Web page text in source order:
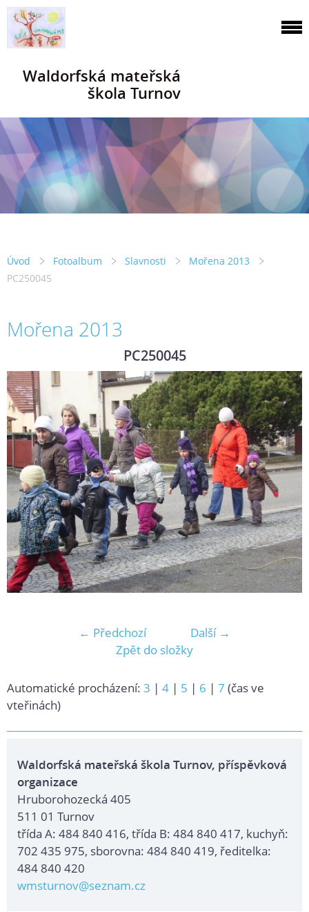
Waldorfská mateřská
škola Turnov
Úvod Fotoalbum Slavnosti
Mořena 2013
PC250045
Mořena 2013
PC250045
← Předchozí
Další →
Zpět do složky
Automatické procházení: 3 | 4 | 5 | 6 | 7 (čas ve
vteřinách)
Waldorfská mateřská škola Turnov, příspěvková
organizace
Hruborohozecká 405
511 01 Turnov
třída A: 484 840 416, třída B: 484 840 417, kuchyň:
702 435 975, sborovna: 484 840 419, ředitelka:
484 840 420
wmsturnov@seznam.cz